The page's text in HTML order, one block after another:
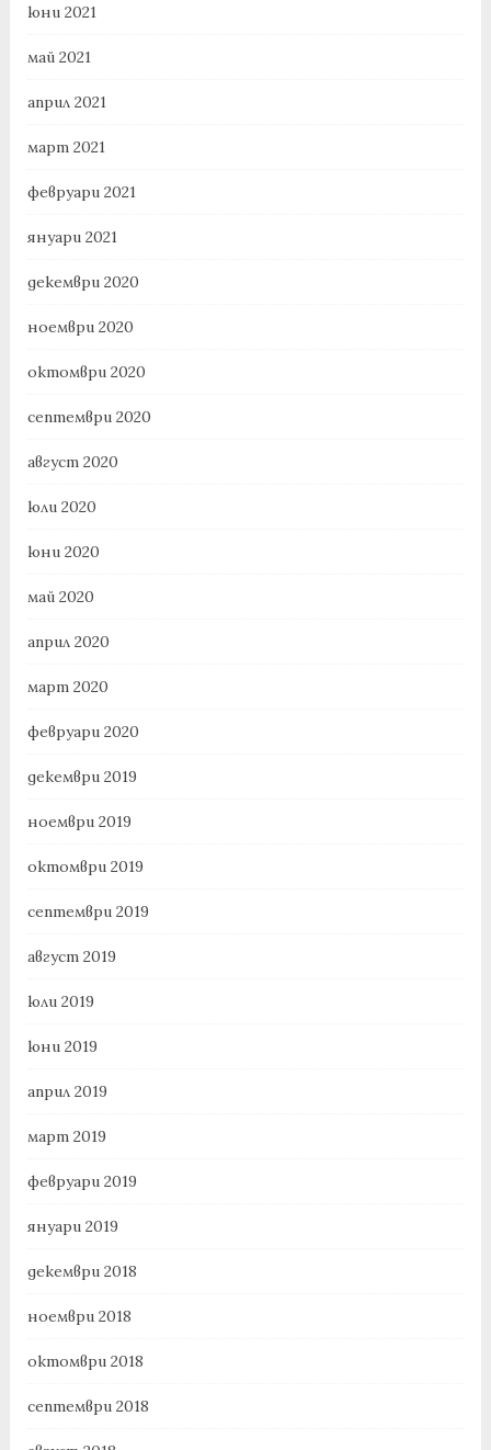
юни 2021
май 2021
април 2021
март 2021
февруари 2021
януари 2021
декември 2020
ноември 2020
октомври 2020
септември 2020
август 2020
юли 2020
юни 2020
май 2020
април 2020
март 2020
февруари 2020
декември 2019
ноември 2019
октомври 2019
септември 2019
август 2019
юли 2019
юни 2019
април 2019
март 2019
февруари 2019
януари 2019
декември 2018
ноември 2018
октомври 2018
септември 2018